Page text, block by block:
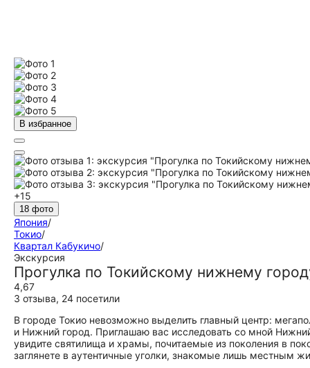
В избранное
+15
18 фото
Япония/
Токио/
Квартал Кабукичо/
Экскурсия
Прогулка по Токийскому нижнему
4,67
3 отзыва, 24 посетили
В городе Токио невозможно выделить главный центр:
и Нижний город. Приглашаю вас исследовать со мной
увидите святилища и храмы, почитаемые из поколения в
заглянете в аутентичные уголки, знакомые лишь местным